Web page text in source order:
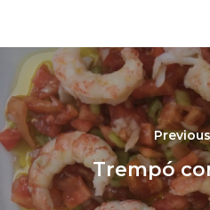
Trempó